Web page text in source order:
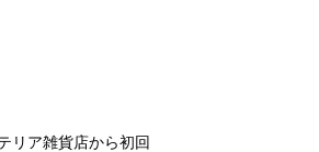
リア雑貨店から初回